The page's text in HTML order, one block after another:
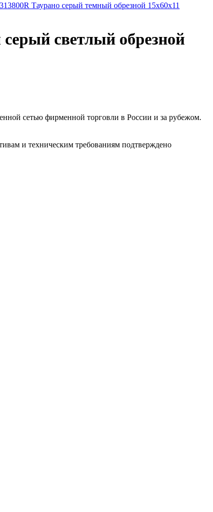
Таурано серый темный обрезной 15х60х11
светлый обрезной
сетью фирменной торговли в России и за рубежом.
и техническим требованиям подтверждено